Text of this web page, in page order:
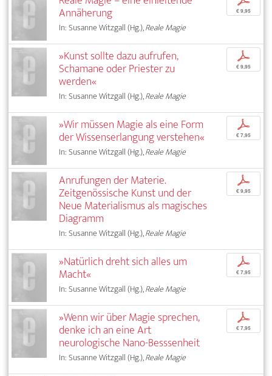
Annäherung
In: Susanne Witzgall (Hg.),Reale Magie
€ 9,95
»Kunst sollte dazu aufrufen,
Schamane oder Priester zu
werden«
In: Susanne Witzgall (Hg.),Reale Magie
p
€ 9,95
»Wir müssen Magie als eine Form
der Wissenserlangung verstehen«
In: Susanne Witzgall (Hg.),Reale Magie
p
€ 7,95
Anrufungen der Materie.
Zeitgenössische Kunst und der
Neue Materialismus als magisches
Diagramm
In: Susanne Witzgall (Hg.),Reale Magie
p
€ 9,95
»Natürlich dreht sich alles um
Macht«
In: Susanne Witzgall (Hg.),Reale Magie
p
€ 7,95
»Wenn wir über Magie sprechen,
denke ich an eine Art
neurologische Nano-Besssenheit
In: Susanne Witzgall (Hg.),Reale Magie
p
€ 7,95